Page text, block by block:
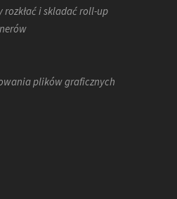
i skladać roll-up
plików graficznych